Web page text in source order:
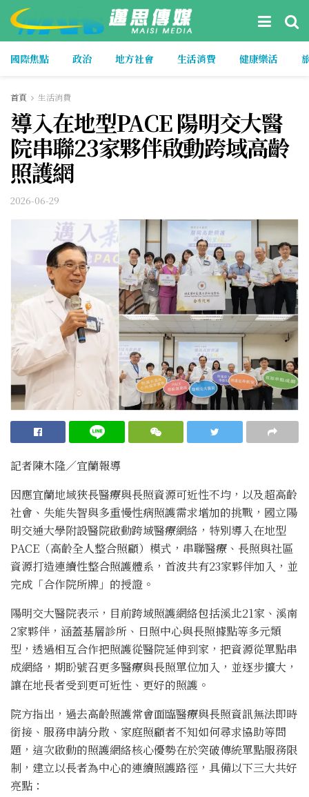
國際焦點 政治 地方社會 生活消費 健康樂活
首頁 生活消費
導入在地型PACE 陽明交大醫
院串聯23家夥伴啟動跨域高齡
照護網
2026-06-29
記者陳木隆∕宜蘭報導
因應宜蘭地域狹長醫療與長照資源可近性不均，以及超高齡
社會、失能失智與多重慢性病照護需求增加的挑戰，國立陽
明交通大學附設醫院啟動跨域醫療網絡，特別導入在地型
PACE（高齡全人整合照顧）模式，串聯醫療、長照與社區
資源打造連續性整合照護體系，首波共有23家夥伴加入，並
完成「合作院所牌」的授證。
陽明交大醫院表示，目前跨域照護網絡包括溪北21家、溪南
2家夥伴，涵蓋基層診所、日照中心與長照據點等多元類
型，透過相互合作把照護從醫院延伸到家，把資源從單點串
成網絡，期盼號召更多醫療與長照單位加入，並逐步擴大，
讓在地長者受到更可近性、更好的照護。
院方指出，過去高齡照護常會面臨醫療與長照資訊無法即時
銜接、服務申請分散、家庭照顧者不知如何尋求協助等問
題，這次啟動的照護網絡核心優勢在於突破傳統單點服務限
制，建立以長者為中心的連續照護路徑，具備以下三大共好
亮點：